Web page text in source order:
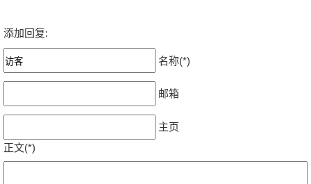
添加回复:
名称(*)
邮箱
主页
正文(*)